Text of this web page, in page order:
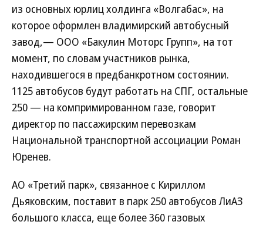
из основных юрлиц холдинга «Волгабас», на
которое оформлен владимирский автобусный
завод,— ООО «Бакулин Моторс Групп», на тот
момент, по словам участников рынка,
находившегося в предбанкротном состоянии.
1125 автобусов будут работать на СПГ, остальные
250 — на компримированном газе, говорит
директор по пассажирским перевозкам
Национальной транспортной ассоциации Роман
Юренев.
АО «Третий парк», связанное с Кириллом
Дьяковским, поставит в парк 250 автобусов ЛиАЗ
большого класса, еще более 360 газовых